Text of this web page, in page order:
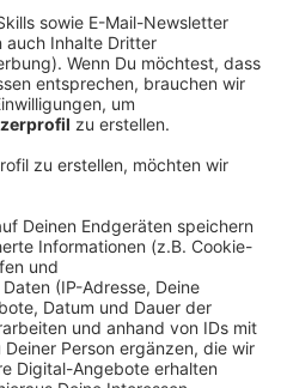
18:14
gesagt. Die
bei uns ist jetzt schon bis
Das liegt vor
junge Leute
Denn die begehrten
In den letzten